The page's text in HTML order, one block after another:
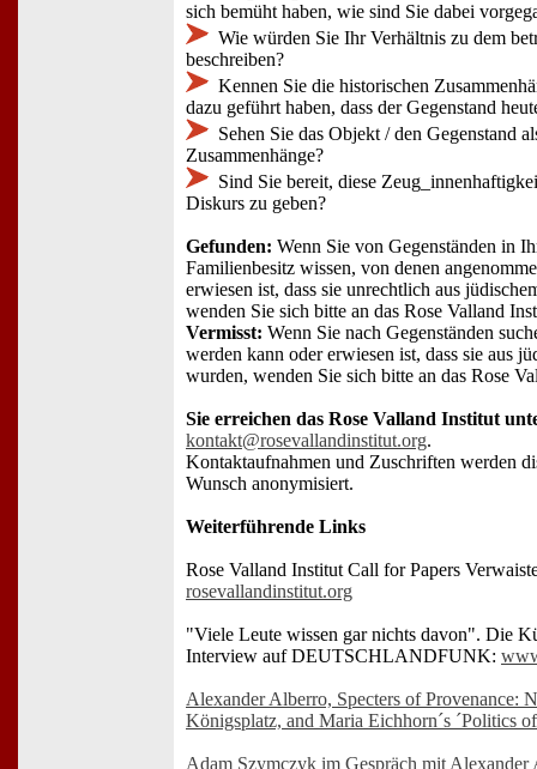
sich bemüht haben, wie sind Sie dabei
Wie würden Sie Ihr Verhältnis zu dem
beschreiben?
Kennen Sie die historischen
dazu geführt haben, dass der Gegenstand
Sehen Sie das Objekt / den Gegenstand
Zusammenhänge?
Sind Sie bereit, diese
Diskurs zu geben?
Gefunden: Wenn Sie von Gegenständen in
Familienbesitz wissen, von denen
erwiesen ist, dass sie unrechtlich aus
wenden Sie sich bitte an das Rose Valland
Vermisst: Wenn Sie nach Gegenständen
werden kann oder erwiesen ist, dass sie aus
wurden, wenden Sie sich bitte an das Rose
Sie erreichen das Rose Valland Institut
kontakt@rosevallandinstitut.org.
Kontaktaufnahmen und Zuschriften werden
Wunsch anonymisiert.
Weiterführende Links
Rose Valland Institut Call for Papers
rosevallandinstitut.org
"Viele Leute wissen gar nichts davon". Die
Interview auf DEUTSCHLANDFUNK:
Alexander Alberro, Specters of Provenance:
Königsplatz, and Maria Eichhorn´s ´Politics
Adam Szymczyk im Gespräch mit